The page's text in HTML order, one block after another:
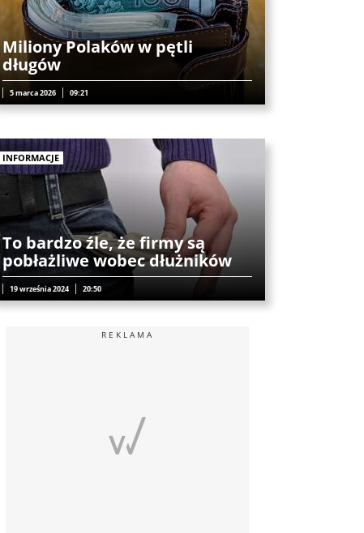
Miliony Polaków w pętli
długów
5 marca 2026 09:21
INFORMACJE
To bardzo źle, że firmy są
pobłażliwe wobec dłużników
19 września 2024 20:50
REKLAMA